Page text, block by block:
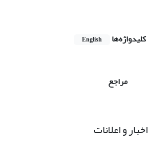
کلیدواژه‌ها English
مراجع
اخبار و اعلانات